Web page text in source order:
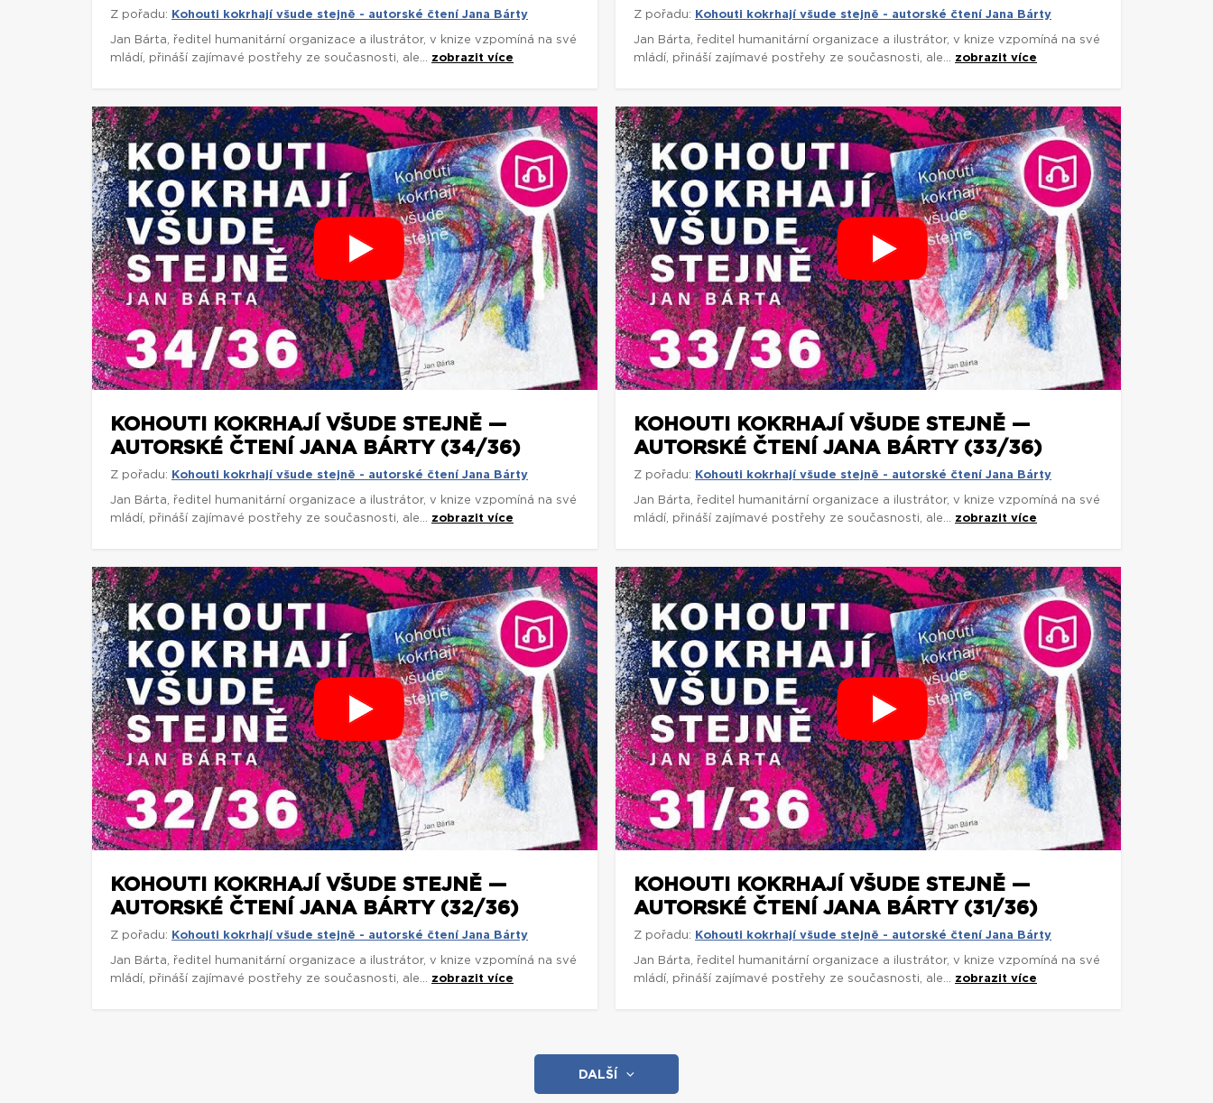
Z pořadu: Kohouti kokrhají všude stejně - autorské čtení Jana Bárty
Jan Bárta, ředitel humanitární organizace a ilustrátor, v knize vzpomíná na své
mládí, přináší zajímavé postřehy ze současnosti, ale... zobrazit více
Z pořadu: Kohouti kokrhají všude stejně - autorské čtení Jana Bárty
Jan Bárta, ředitel humanitární organizace a ilustrátor, v knize vzpomíná na své
mládí, přináší zajímavé postřehy ze současnosti, ale... zobrazit více
KOHOUTI KOKRHAJÍ VŠUDE STEJNĚ —
AUTORSKÉ ČTENÍ JANA BÁRTY (34/36)
Z pořadu: Kohouti kokrhají všude stejně - autorské čtení Jana Bárty
Jan Bárta, ředitel humanitární organizace a ilustrátor, v knize vzpomíná na své
mládí, přináší zajímavé postřehy ze současnosti, ale... zobrazit více
KOHOUTI KOKRHAJÍ VŠUDE STEJNĚ —
AUTORSKÉ ČTENÍ JANA BÁRTY (33/36)
Z pořadu: Kohouti kokrhají všude stejně - autorské čtení Jana Bárty
Jan Bárta, ředitel humanitární organizace a ilustrátor, v knize vzpomíná na své
mládí, přináší zajímavé postřehy ze současnosti, ale... zobrazit více
KOHOUTI KOKRHAJÍ VŠUDE STEJNĚ —
AUTORSKÉ ČTENÍ JANA BÁRTY (32/36)
Z pořadu: Kohouti kokrhají všude stejně - autorské čtení Jana Bárty
Jan Bárta, ředitel humanitární organizace a ilustrátor, v knize vzpomíná na své
mládí, přináší zajímavé postřehy ze současnosti, ale... zobrazit více
KOHOUTI KOKRHAJÍ VŠUDE STEJNĚ —
AUTORSKÉ ČTENÍ JANA BÁRTY (31/36)
Z pořadu: Kohouti kokrhají všude stejně - autorské čtení Jana Bárty
Jan Bárta, ředitel humanitární organizace a ilustrátor, v knize vzpomíná na své
mládí, přináší zajímavé postřehy ze současnosti, ale... zobrazit více
DALŠÍ